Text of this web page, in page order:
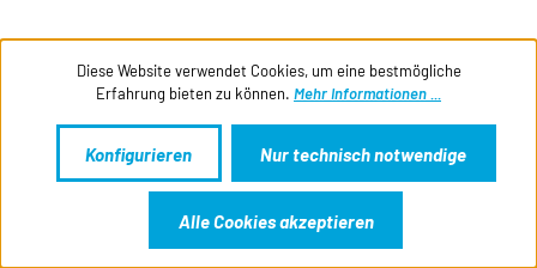
Diese Website verwendet Cookies, um eine bestmögliche
Erfahrung bieten zu können. Mehr Informationen ...
Nur technisch notwendige
Konfigurieren
Alle Cookies akzeptieren